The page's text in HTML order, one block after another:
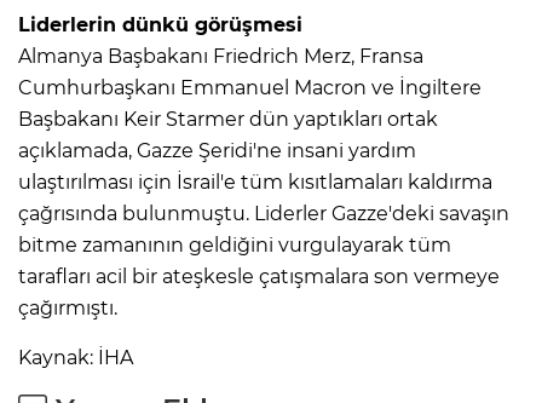
Liderlerin dünkü görüşmesi
Almanya Başbakanı Friedrich Merz, Fransa
Cumhurbaşkanı Emmanuel Macron ve İngiltere
Başbakanı Keir Starmer dün yaptıkları ortak
açıklamada, Gazze Şeridi'ne insani yardım
ulaştırılması için İsrail'e tüm kısıtlamaları kaldırma
çağrısında bulunmuştu. Liderler Gazze'deki savaşın
bitme zamanının geldiğini vurgulayarak tüm
tarafları acil bir ateşkesle çatışmalara son vermeye
çağırmıştı.
Kaynak: İHA